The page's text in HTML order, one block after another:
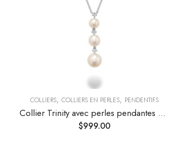
COLLIERS, COLLIERS EN PERLES, PENDENTIFS
Collier Trinity avec perles pendantes et diamants
$999.00